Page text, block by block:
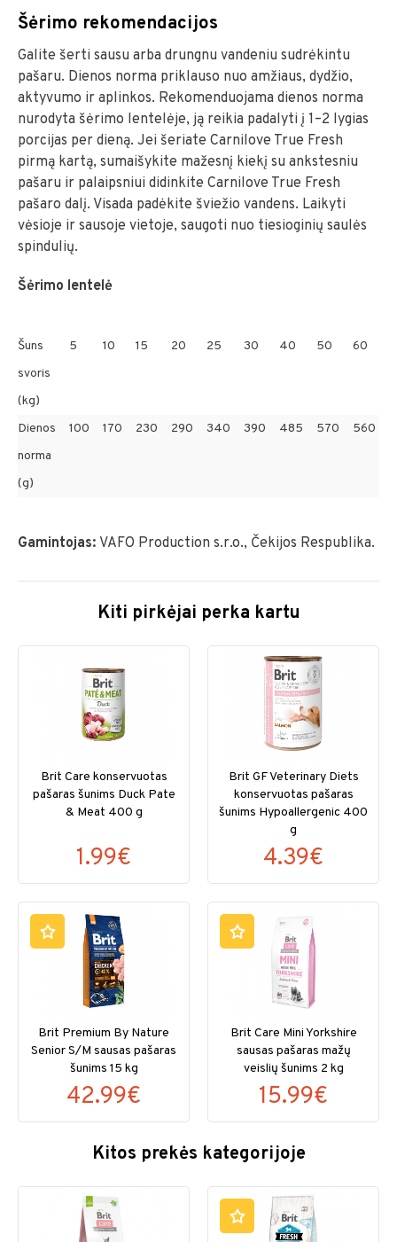
Šėrimo rekomendacijos
Galite šerti sausu arba drungnu vandeniu sudrėkintu
pašaru. Dienos norma priklauso nuo amžiaus, dydžio,
aktyvumo ir aplinkos. Rekomenduojama dienos norma
nurodyta šėrimo lentelėje, ją reikia padalyti į 1–2 lygias
porcijas per dieną. Jei šeriate Carnilove True Fresh
pirmą kartą, sumaišykite mažesnį kiekį su ankstesniu
pašaru ir palaipsniui didinkite Carnilove True Fresh
pašaro dalį. Visada padėkite šviežio vandens. Laikyti
vėsioje ir sausoje vietoje, saugoti nuo tiesioginių saulės
spindulių.
Šėrimo lentelė
Šuns
svoris
(kg)
5 10 15 20 25 30 40 50 60
Dienos
norma
(g)
100 170 230 290 340 390 485 570 560
Gamintojas: VAFO Production s.r.o., Čekijos Respublika.
Kiti pirkėjai perka kartu
Brit Care konservuotas
pašaras šunims Duck Pate
& Meat 400 g
1.99€
Brit GF Veterinary Diets
konservuotas pašaras
šunims Hypoallergenic 400
g
4.39€
Brit Premium By Nature
Senior S/M sausas pašaras
šunims 15 kg
42.99€
Brit Care Mini Yorkshire
sausas pašaras mažų
veislių šunims 2 kg
15.99€
Kitos prekės kategorijoje